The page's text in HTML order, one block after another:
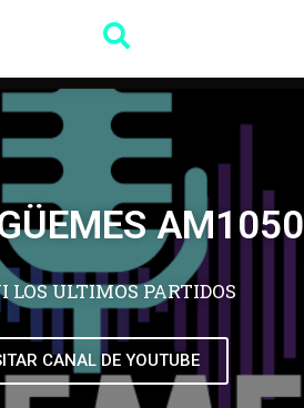
AM1050
LOS ULTIMOS PARTIDOS
CANAL DE YOUTUBE